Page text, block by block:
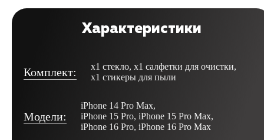
Характеристики
Комплект:
х1 стекло, х1 салфетки для очистки,
х1 стикеры для пыли
Модели:
iPhone 14 Pro Max,
iPhone 15 Pro, iPhone 15 Pro Max,
iPhone 16 Pro, iPhone 16 Pro Max